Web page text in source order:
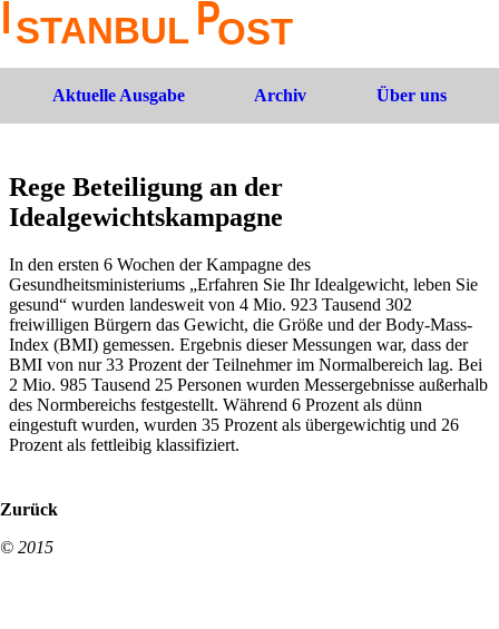
Aktuelle Ausgabe Archiv Über uns
Rege Beteiligung an der
Idealgewichtskampagne
In den ersten 6 Wochen der Kampagne des
Gesundheitsministeriums „Erfahren Sie Ihr Idealgewicht, leben Sie
gesund“ wurden landesweit von 4 Mio. 923 Tausend 302
freiwilligen Bürgern das Gewicht, die Größe und der Body-Mass-
Index (BMI) gemessen. Ergebnis dieser Messungen war, dass der
BMI von nur 33 Prozent der Teilnehmer im Normalbereich lag. Bei
2 Mio. 985 Tausend 25 Personen wurden Messergebnisse außerhalb
des Normbereichs festgestellt. Während 6 Prozent als dünn
eingestuft wurden, wurden 35 Prozent als übergewichtig und 26
Prozent als fettleibig klassifiziert.
Zurück
© 2015